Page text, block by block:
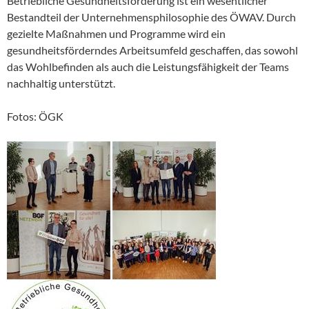
Bestandteil der Unternehmensphilosophie des ÖWAV. Durch
gezielte Maßnahmen und Programme wird ein
gesundheitsförderndes Arbeitsumfeld geschaffen, das sowohl
das Wohlbefinden als auch die Leistungsfähigkeit der Teams
nachhaltig unterstützt.
Fotos: ÖGK